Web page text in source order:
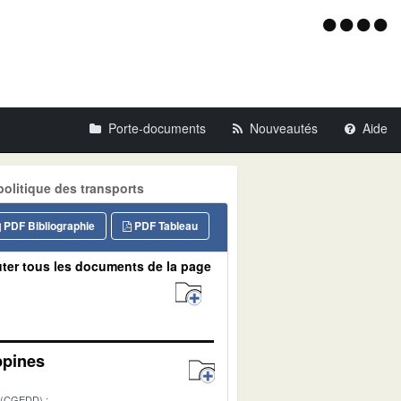
Menu
Porte-documents Nouveautés Aide
des transports
PDF Tableau
PDF Bibliographie
tous les documents de la page